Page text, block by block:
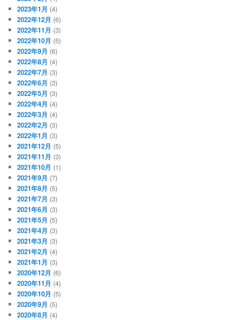
2023年1月 (4)
2022年12月 (6)
2022年11月 (3)
2022年10月 (5)
2022年9月 (6)
2022年8月 (4)
2022年7月 (3)
2022年6月 (3)
2022年5月 (3)
2022年4月 (4)
2022年3月 (4)
2022年2月 (3)
2022年1月 (3)
2021年12月 (5)
2021年11月 (3)
2021年10月 (1)
2021年9月 (7)
2021年8月 (5)
2021年7月 (3)
2021年6月 (3)
2021年5月 (5)
2021年4月 (3)
2021年3月 (3)
2021年2月 (4)
2021年1月 (3)
2020年12月 (6)
2020年11月 (4)
2020年10月 (5)
2020年9月 (5)
2020年8月 (4)